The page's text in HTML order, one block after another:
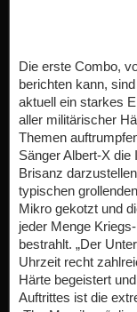
Die erste Combo,
berichten kann, sind
aktuell ein starkes
aller militärischer
Themen
Sänger Albert-X
Brisanz
typischen
Mikro gekotzt und
jeder Menge
bestrahlt. „Der
Uhrzeit recht
Härte begeistert
Auftrittes ist die